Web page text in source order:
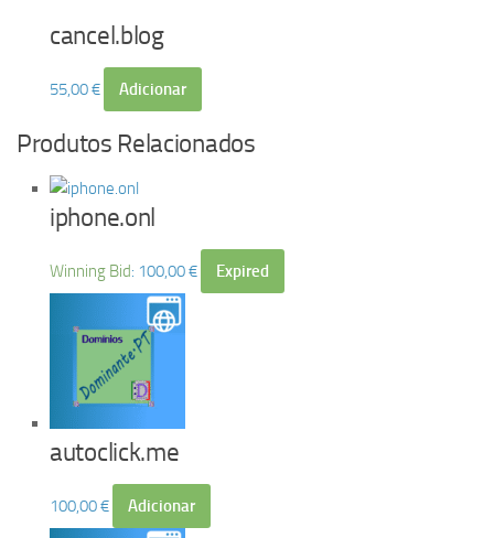
cancel.blog
55,00€ Adicionar
Produtos Relacionados
iphone.onl
Winning Bid: 100,00€ Expired
autoclick.me
100,00€ Adicionar